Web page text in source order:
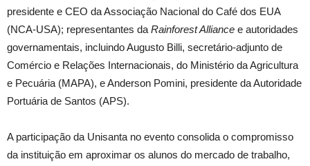
presidente e CEO da Associação Nacional do Café dos EUA
(NCA-USA); representantes da Rainforest Alliance e autoridades
governamentais, incluindo Augusto Billi, secretário-adjunto de
Comércio e Relações Internacionais, do Ministério da Agricultura
e Pecuária (MAPA), e Anderson Pomini, presidente da Autoridade
Portuária de Santos (APS).
A participação da Unisanta no evento consolida o compromisso
da instituição em aproximar os alunos do mercado de trabalho,